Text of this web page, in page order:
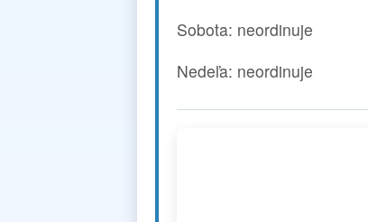
Sobota: neordinuje
Nedeľa: neordinuje